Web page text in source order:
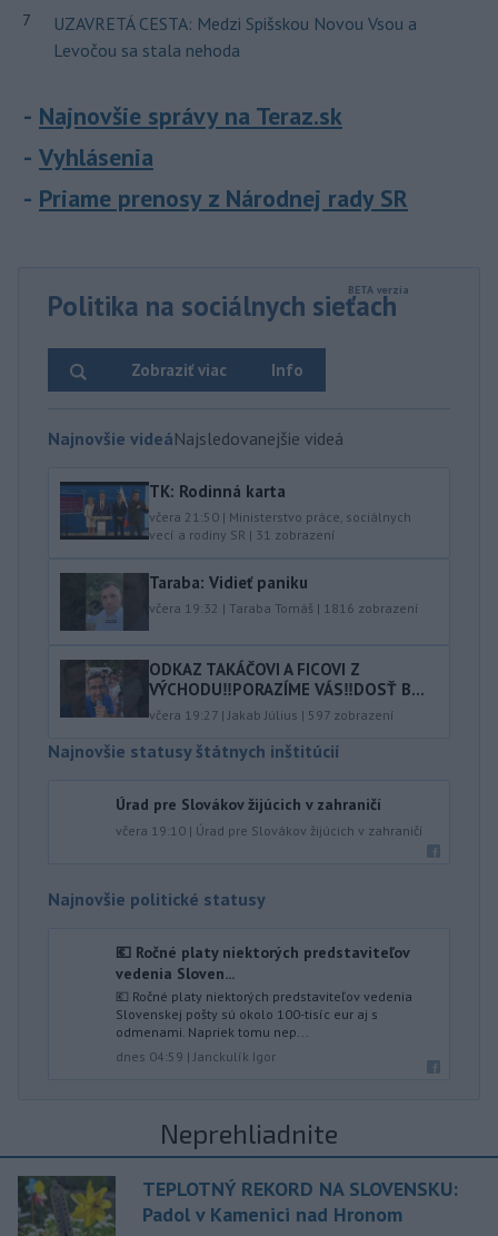
7
UZAVRETÁ CESTA: Medzi Spišskou Novou Vsou a
Levočou sa stala nehoda
Najnovšie správy na Teraz.sk
Vyhlásenia
Priame prenosy z Národnej rady SR
Politika na sociálnych sieťach
Info
Zobraziť viac
Najnovšie videáNajsledovanejšie videá
TK: Rodinná karta
včera 21:50 | Ministerstvo práce, sociálnych
vecí a rodiny SR | 31 zobrazení
Taraba: Vidieť paniku
včera 19:32 | Taraba Tomáš | 1816 zobrazení
ODKAZ TAKÁČOVI A FICOVI Z
VÝCHODU‼️PORAZÍME VÁS‼️DOSŤ B...
včera 19:27 | Jakab Július | 597 zobrazení
Najnovšie statusy štátnych inštitúcií
Úrad pre Slovákov žijúcich v zahraničí
včera 19:10 | Úrad pre Slovákov žijúcich v zahraničí
Najnovšie politické statusy
💶 Ročné platy niektorých predstaviteľov
vedenia Sloven...
💶 Ročné platy niektorých predstaviteľov vedenia
Slovenskej pošty sú okolo 100-tisíc eur aj s
odmenami. Napriek tomu nep...
dnes 04:59 | Janckulík Igor
Neprehliadnite
TEPLOTNÝ REKORD NA SLOVENSKU:
Padol v Kamenici nad Hronom